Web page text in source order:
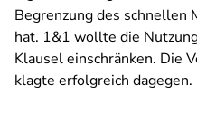
Begrenzung des
hat. 1&1 wollte die
Klausel einschränken. Die
klagte erfolgreich dagegen.